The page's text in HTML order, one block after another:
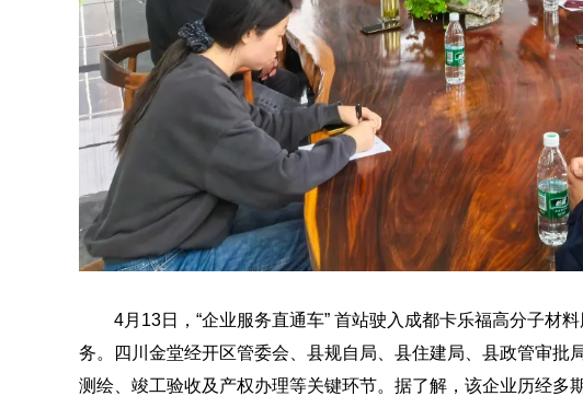
4月13日，“企业服务直通车” 首站驶入成都卡乐福高分子材
务。四川金堂经开区管委会、县规自局、县住建局、县政管审批
测绘、竣工验收及产权办理等关键环节。据了解，该企业历经多